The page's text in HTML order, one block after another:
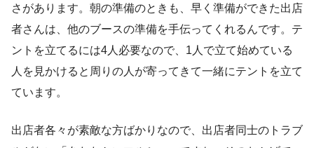
さがあります。朝の準備のときも、早く準備ができた出店
者さんは、他のブースの準備を手伝ってくれるんです。テ
ントを立てるには4人必要なので、1人で立て始めている
人を見かけると周りの人が寄ってきて一緒にテントを立て
ています。
出店者各々が素敵な方ばかりなので、出店者同士のトラブ